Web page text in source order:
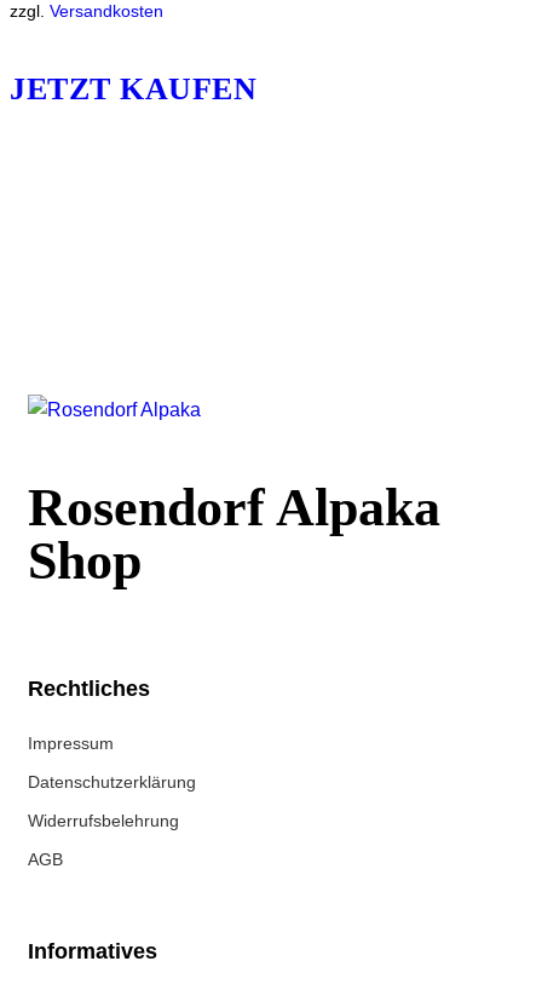
zzgl. Versandkosten
JETZT KAUFEN
Rosendorf Alpaka
Shop
Rechtliches
Impressum
Datenschutzerklärung
Widerrufsbelehrung
AGB
Informatives